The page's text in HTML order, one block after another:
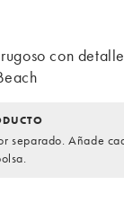
con detalle
separado. Añade